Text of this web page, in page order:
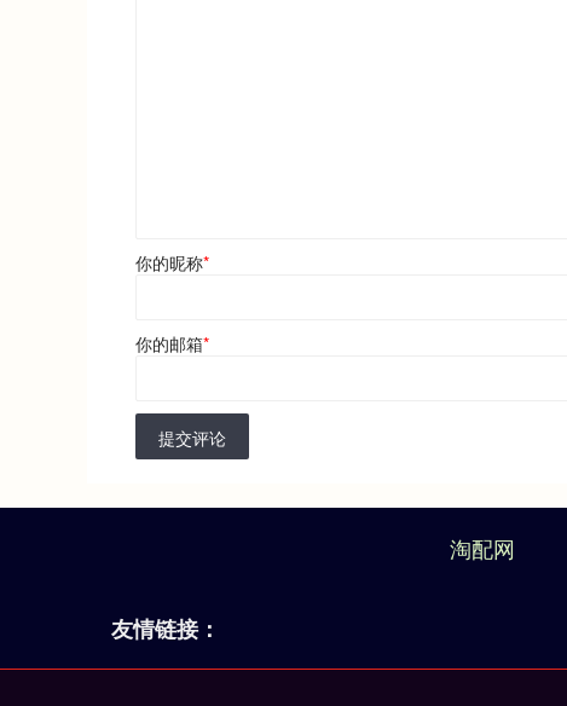
你的昵称*
你的邮箱*
提交评论
淘配网
友情链接：